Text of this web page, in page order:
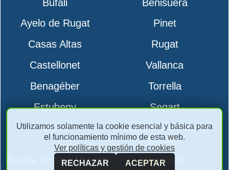
Bufali
Benisuera
Ayelo de Rugat
Pinet
Casas Altas
Rugat
Castellonet
Vallanca
Benagéber
Torrella
Estubeny
Segart
Vallés
Lugar Nuevo de la
Corona
Puebla de San Miguel
Carrícola
Utilizamos solamente la cookie esencial y básica para
el funcionamiento mínimo de esta web.
Ver políticas y gestión de cookies
RECHAZAR
ACEPTAR